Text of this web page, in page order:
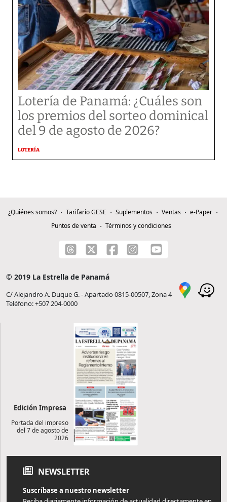
Lotería de Panamá: ¿Cuáles son
los premios del sorteo dominical
del 9 de agosto de 2026?
LOTERÍA
¿Quiénes somos? Tarifario GESE Suplementos Ventas
e-Paper
Puntos de venta
Términos y condiciones
© 2019 La Estrella de Panamá
C/ Alejandro A. Duque G. - Apartado 0815-00507, Zona 4
Teléfono: +507 204-0000
Edición Impresa
Portada del impreso
del 7 de agosto de
2026
NEWSLETTER
Suscríbase a nuestro newsletter